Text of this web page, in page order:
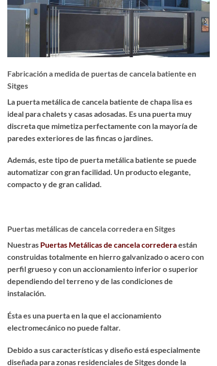
Fabricación a medida de puertas de cancela batiente en
Sitges
La puerta metálica de cancela batiente de chapa lisa es
ideal para chalets y casas adosadas . Es una puerta muy
discreta que mimetiza perfectamente con la mayoría de
paredes exteriores de las fincas o jardines.
Además, este tipo de puerta metálica batiente se puede
automatizar con gran facilidad. Un productoelegante,
compacto y de gran calidad.
Puertas metálicas de cancela corredera en Sitges
Nuestras Puertas Metálicas de cancela correderaestán
construidas totalmente en hierro galvanizado o acero con
perfil grueso y con un accionamiento inferior o superior
dependiendo del terreno y de las condiciones de
instalación.
Ésta es una puerta en la que el accionamiento
electromecánico no puede faltar.
Debido a sus características y diseño está especialmente
diseñada para zonas residenciales de Sitges donde la